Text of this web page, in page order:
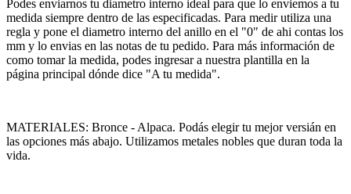
Podes enviarnos tu diametro interno ideal para que lo enviemos a tu
medida siempre dentro de las especificadas. Para medir utiliza una
regla y pone el diametro interno del anillo en el "0" de ahi contas los
mm y lo envias en las notas de tu pedido. Para más información de
como tomar la medida, podes ingresar a nuestra plantilla en la
página principal dónde dice "A tu medida".
MATERIALES: Bronce - Alpaca. Podás elegir tu mejor versián en
las opciones más abajo. Utilizamos metales nobles que duran toda la
vida.